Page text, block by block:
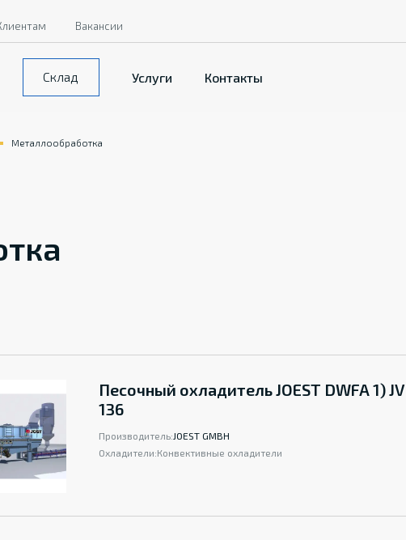
Склад Услуги Контакты
Вакансии
Металлообработка
Песочный охладитель JOEST DWFA 1) JV
136
Производитель:JOEST GMBH
Охладители:Конвективные охладители